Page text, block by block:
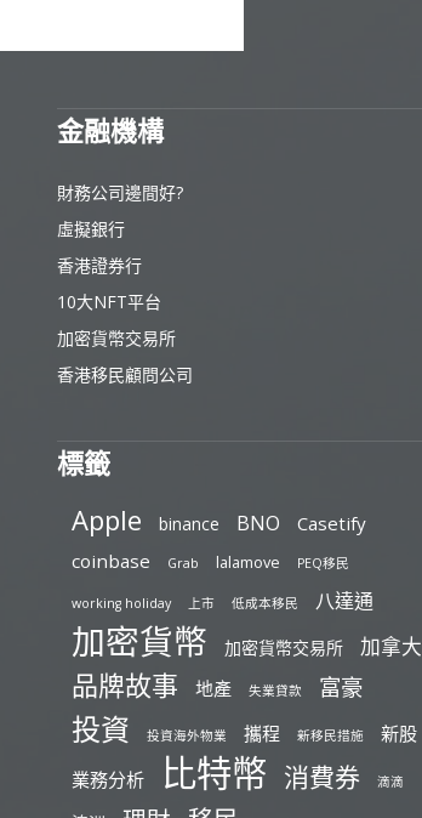
金融機構
財務公司邊間好?
虛擬銀行
香港證券行
10大NFT平台
加密貨幣交易所
香港移民顧問公司
標籤
Apple binance BNO
Casetify
coinbase
Grab lalamove PEQ移民
working holiday 上市 低成本移民 八達通
加密貨幣 加密貨幣交易所 加拿大
品牌故事 地產 失業貸款 富豪
投資 投資海外物業 攜程 新移民措施
新股
業務分析
比特幣 消費券 滴滴